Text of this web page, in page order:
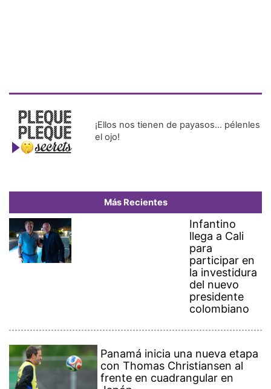
¡Ellos nos tienen de payasos… pélenles
el ojo!
Más Recientes
Infantino
llega a Cali
para
participar en
la investidura
del nuevo
presidente
colombiano
Panamá inicia una nueva etapa
con Thomas Christiansen al
frente en cuadrangular en